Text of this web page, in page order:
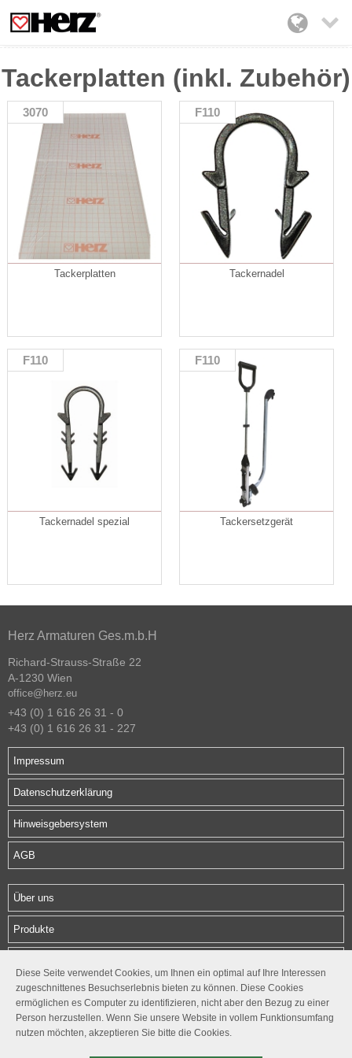
Diese Seite verwendet Cookies, um Ihnen ein optimal auf Ihre Interessen
zugeschnittenes Besuchserlebnis bieten zu können. Diese Cookies
ermöglichen es Computer zu identifizieren, nicht aber den Bezug zu einer
Person herzustellen. Wenn Sie unsere Website in vollem Funktionsumfang
nutzen möchten, akzeptieren Sie bitte die Cookies.

Tackerplatten (inkl. Zubehör)
3070
Tackerplatten
F110
Tackernadel
F110
Tackernadel spezial
F110
Tackersetzgerät
Herz Armaturen Ges.m.b.H
Richard-Strauss-Straße 22
A-1230 Wien
office@herz.eu
+43 (0) 1 616 26 31 - 0
+43 (0) 1 616 26 31 - 227
Impressum
Datenschutzerklärung
Hinweisgebersystem
AGB
Über uns
Produkte
Kontakt
Follow us